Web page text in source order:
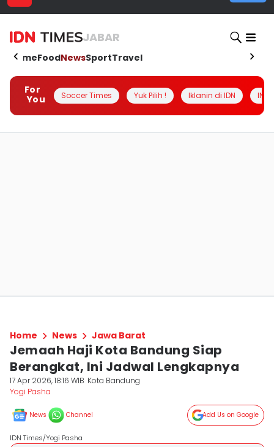
JABAR
HomeFoodNewsSportTravel
For
You
Soccer Times Yuk Pilih ! Iklanin di IDN
Home News Jawa Barat
Jemaah Haji Kota Bandung Siap
Berangkat, Ini Jadwal Lengkapnya
17 Apr 2026, 18:16 WIB Kota Bandung
Yogi Pasha
News Channel Add Us on Google
IDN Times/Yogi Pasha